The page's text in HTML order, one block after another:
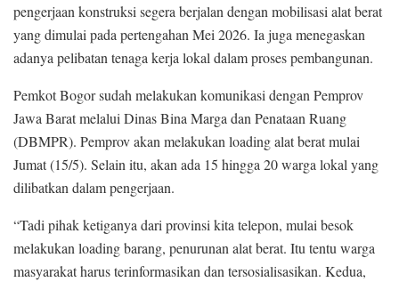
pengerjaan konstruksi segera berjalan dengan mobilisasi alat berat
yang dimulai pada pertengahan Mei 2026. Ia juga menegaskan
adanya pelibatan tenaga kerja lokal dalam proses pembangunan.
Pemkot Bogor sudah melakukan komunikasi dengan Pemprov
Jawa Barat melalui Dinas Bina Marga dan Penataan Ruang
(DBMPR). Pemprov akan melakukan loading alat berat mulai
Jumat (15/5). Selain itu, akan ada 15 hingga 20 warga lokal yang
dilibatkan dalam pengerjaan.
“Tadi pihak ketiganya dari provinsi kita telepon, mulai besok
melakukan loading barang, penurunan alat berat. Itu tentu warga
masyarakat harus terinformasikan dan tersosialisasikan. Kedua,